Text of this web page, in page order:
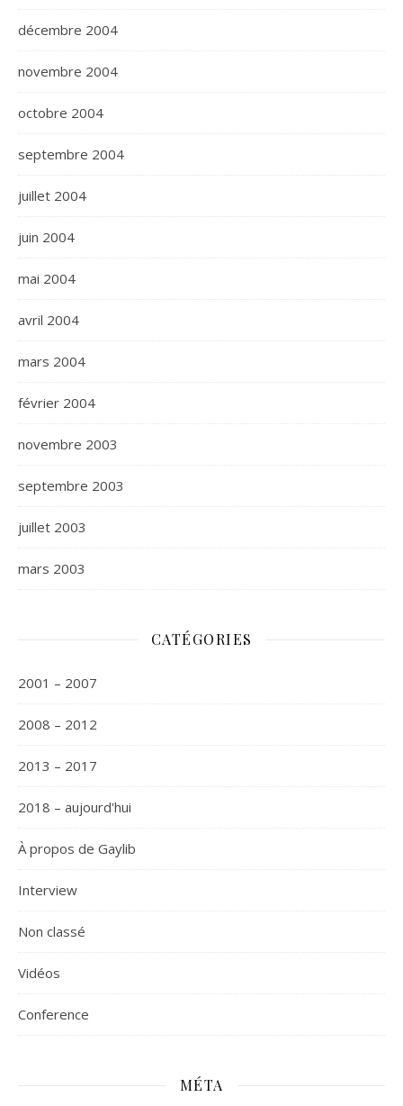
décembre 2004
novembre 2004
octobre 2004
septembre 2004
juillet 2004
juin 2004
mai 2004
avril 2004
mars 2004
février 2004
novembre 2003
septembre 2003
juillet 2003
mars 2003
CATÉGORIES
2001 – 2007
2008 – 2012
2013 – 2017
2018 – aujourd'hui
À propos de Gaylib
Interview
Non classé
Vidéos
Сonference
MÉTA